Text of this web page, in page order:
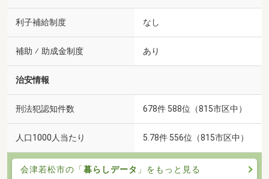
利子補給制度 なし
補助 ⁄ 助成金制度 あり
治安情報
刑法犯認知件数 678件 588位（815市区中）
人口1000人当たり 5.78件 556位（815市区中）
会津若松市の「暮らしデータ 」をもっと見る